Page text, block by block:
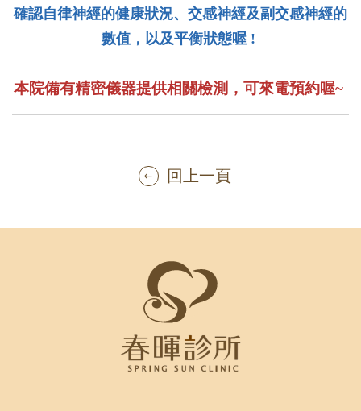
確認自律神經的健康狀況、 交感神經及副交感神經的
數值，以及平衡狀態喔 !
本院備有精密儀器提供相關檢測，可來電預約喔~
回上一頁